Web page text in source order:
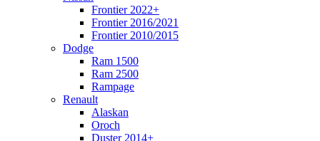
Frontier 2022+
Frontier 2016/2021
Frontier 2010/2015
Dodge
Ram 1500
Ram 2500
Rampage
Renault
Alaskan
Oroch
Duster 2014+